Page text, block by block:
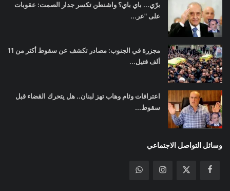
برّي... باي باي؟ واشنطن تكسر جدار الصمت: عقوبات
على "عر...
مجزرة في الجنوب: مصادر تكشف عن سقوط أكثر من 11
ألف قتيل...
اعترافات وئام وهاب تهز لبنان.. هل يتحرك القضاء قبل
سقوط...
وسائل التواصل الاجتماعي